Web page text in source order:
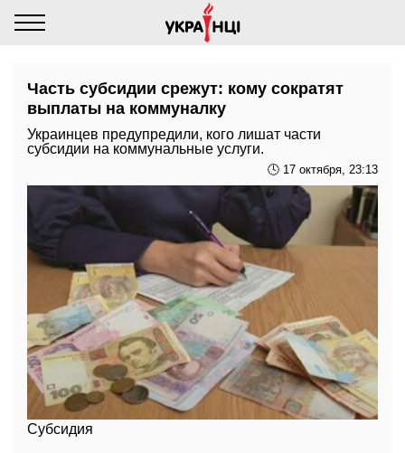
Часть субсидии срежут: кому сократят
выплаты на коммуналку
Украинцев предупредили, кого лишат части
субсидии на коммунальные услуги.
🕓 17 октября, 23:13
Субсидия